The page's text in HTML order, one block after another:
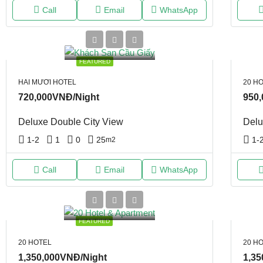
Call Email WhatsApp
FEATURED
HAI MƯƠI HOTEL
720,000VNĐ/Night
Deluxe Double City View
1-2 1 0 25m2
Call Email WhatsApp
20
1-
FEATURED
20 HOTEL
1,350,000VNĐ/Night
20